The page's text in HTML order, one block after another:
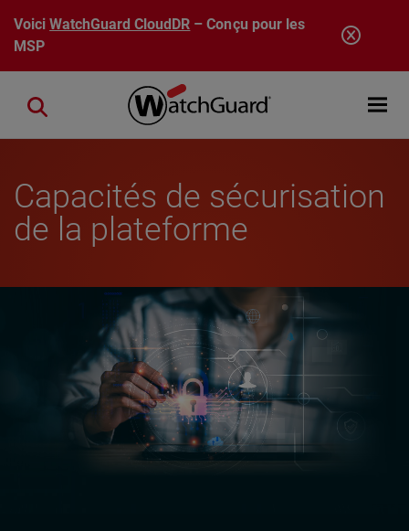
Aller au contenu principal
VoiciWatchGuard CloudDR – Conçu pour les
MSP
Open
Close search
Capacités de sécurisation
de la plateforme